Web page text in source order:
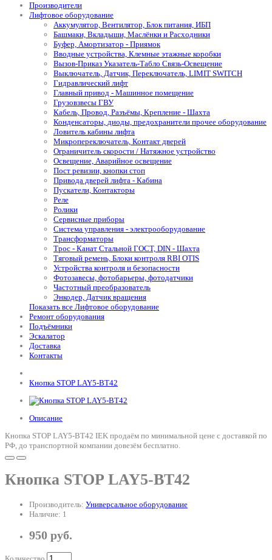
Производители
Лифтовое оборудование
Аккумулятор, Вентилятор, Блок питания, ИБП
Башмаки, Вкладыши, Маслёнки и Расходники
Буфер, Амортизатор - Приямок
Вводные устройства, Клемные этажные коробки
Вызов-Приказ Указатель-Табло Связь-Освещение
Выключатель, Датчик, Переключатель, LIMIT SWITCH
Гидравлический лифт
Главный привод - Машинное помещение
Грузовзвесы ГВУ
Кабель, Провод, Разъёмы, Крепление - Шахта
Конденсаторы, диоды, предохранители прочее оборудование
Ловитель кабины лифта
Микропереключатель, Контакт дверей
Ограничитель скорости / Натяжное устройство
Освещение, Аварийное освещение
Пост ревизии, кнопки стоп
Привода дверей лифта - Кабина
Пускатели, Контакторы
Реле
Ролики
Сервисные приборы
Система управления - электрооборудование
Трансформаторы
Трос - Канат Стальной ГОСТ, DIN - Шахта
Тяговый ремень, Блоки контроля RBI OTIS
Устройства контроля и безопасности
Фотозавесы, фотобарьеры, фотодатчики
Частотный преобразователь
Энкодер, Датчик вращения
Показать все Лифтовое оборудование
Ремонт оборудования
Подъёмники
Эскалатор
Доставка
Контакты
Кнопка STOP LAY5-BT42
Описание
Кнопка STOP LAY5-BT42 IEK продаём по минимальной цене с доставкой по
РФ, до транспортной компании довезём бесплатно.
Кнопка STOP LAY5-BT42
Производитель: Универсальное оборудование
Наличие: 1
950 руб.